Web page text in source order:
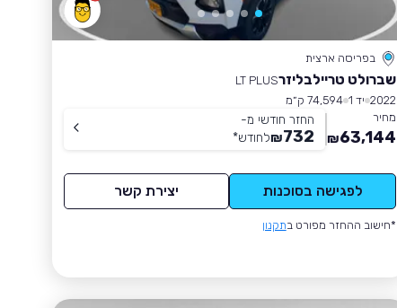
בפריסה ארצית
שברולט טריילבליזרLT PLUS
2022 יד 1
74,594 ק״מ
מחיר
63,144
₪
החזר חודשי מ-
732
₪לחודש*
לפגישה בסוכנות יצירת קשר
*חישוב ההחזר מפורט בתקנון